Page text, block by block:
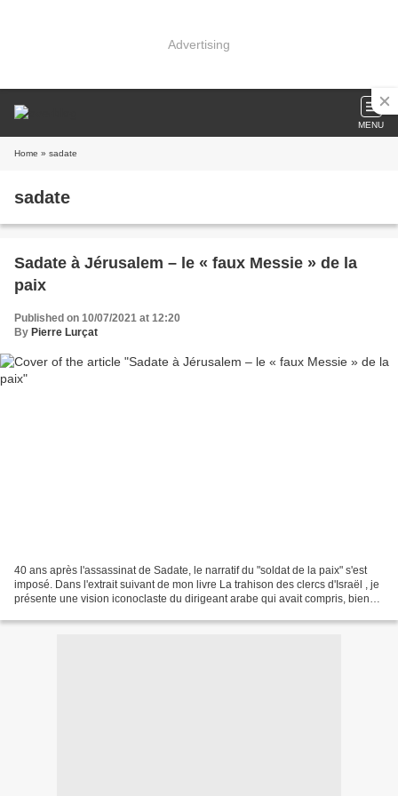
Advertising
MENU
Home » sadate
sadate
Sadate à Jérusalem – le « faux Messie » de la
paix
Published on 10/07/2021 at 12:20
By Pierre Lurçat
40 ans après l'assassinat de Sadate, le narratif du "soldat de la paix" s'est
imposé. Dans l'extrait suivant de mon livre La trahison des clercs d'Israël , je
présente une vision iconoclaste du dirigeant arabe qui avait compris, bien